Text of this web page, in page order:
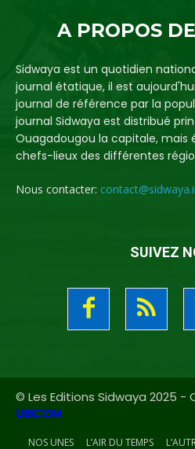
A PROPOS
Sidwaya est un quotidien
journal étatique, il est
journal de référence par la
journal Sidwaya est distribué
Ouagadougou la capitale, mais
chefs-lieux des différentes
Nous contacter:
SUIVEZ
© Les Editions Sidwaya 2025 -
UBICOM
NOS UNES L’AIR DU TEMPS